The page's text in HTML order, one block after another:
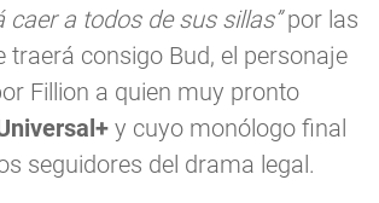
caer a todos de sus sillas”por las
traerá consigo Bud, el personaje
Fillion a quien muy pronto
y cuyo monólogo final
seguidores del drama legal.